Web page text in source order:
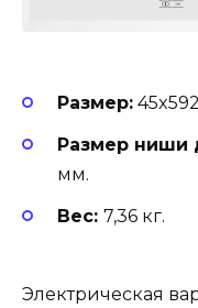
Размер:
Размер ниши
мм.
Вес: 7,36 кг.
Электрическая